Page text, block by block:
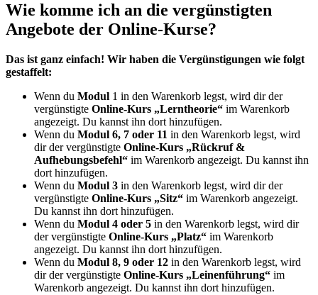
Wie komme ich an die vergünstigten
Angebote der Online-Kurse?
Das ist ganz einfach! Wir haben die Vergünstigungen wie folgt
gestaffelt:
Wenn du Modul 1 in den Warenkorb legst, wird dir der
vergünstigte Online-Kurs „Lerntheorie“ im Warenkorb
angezeigt. Du kannst ihn dort hinzufügen.
Wenn du Modul 6, 7 oder 11 in den Warenkorb legst, wird
dir der vergünstigte Online-Kurs „Rückruf &
Aufhebungsbefehl“ im Warenkorb angezeigt. Du kannst ihn
dort hinzufügen.
Wenn du Modul 3 in den Warenkorb legst, wird dir der
vergünstigte Online-Kurs „Sitz“ im Warenkorb angezeigt.
Du kannst ihn dort hinzufügen.
Wenn du Modul 4 oder 5 in den Warenkorb legst, wird dir
der vergünstigte Online-Kurs „Platz“ im Warenkorb
angezeigt. Du kannst ihn dort hinzufügen.
Wenn du Modul 8, 9 oder 12 in den Warenkorb legst, wird
dir der vergünstigte Online-Kurs „Leinenführung“ im
Warenkorb angezeigt. Du kannst ihn dort hinzufügen.